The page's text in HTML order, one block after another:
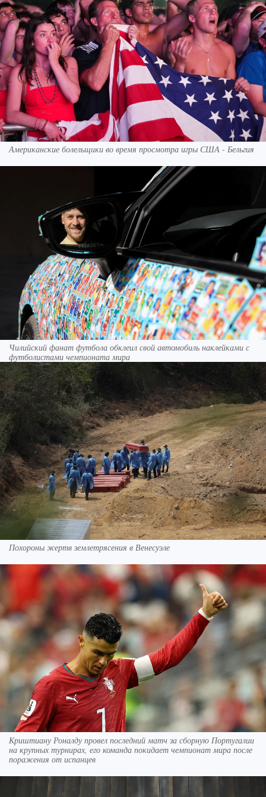
Американские болельщики во время просмотра игры США - Бельгия
Чилийский фанат футбола обклеил свой автомобиль наклейками с
футболистами чемпионата мира
Похороны жертв землетрясения в Венесуэле
Криштиану Роналду провел последний матч за сборную Португалии
на крупных турнирах, его команда покидает чемпионат мира после
поражения от испанцев